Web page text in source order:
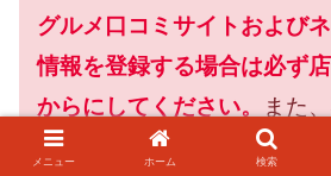
グルメ口コミサイトおよび
情報を登録する場合は必ず
からにしてください。
また
号を登録すると店舗に迷惑
メニュー ホーム 検索